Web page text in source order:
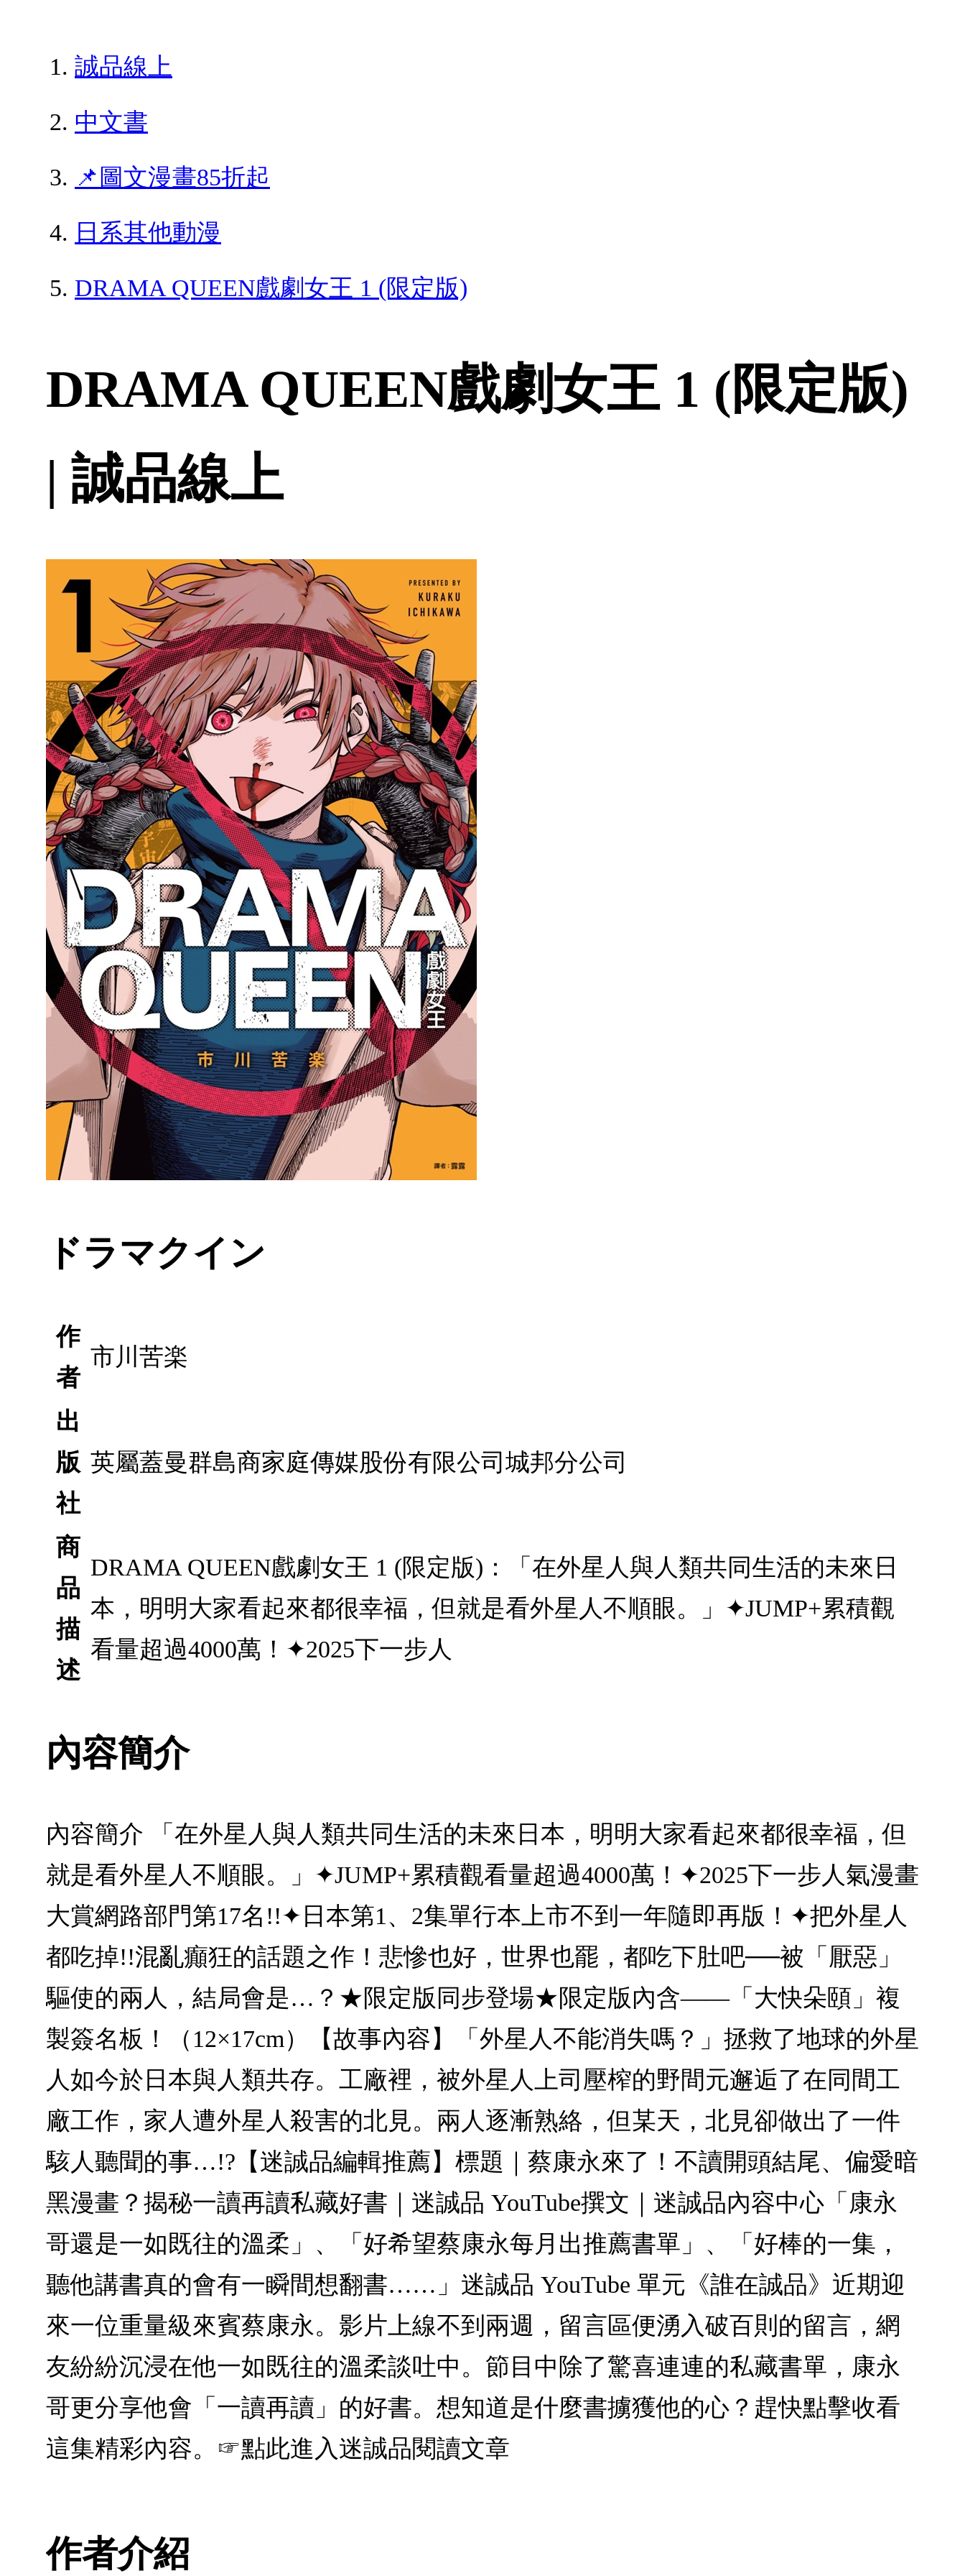
誠品線上
中文書
📌圖文漫畫85折起
日系其他動漫
DRAMA QUEEN戲劇女王 1 (限定版)
DRAMA QUEEN戲劇女王 1 (限定版)
| 誠品線上
ドラマクイン
作
者
市川苦楽
出
版
社
英屬蓋曼群島商家庭傳媒股份有限公司城邦分公司
商
品
描
述
DRAMA QUEEN戲劇女王 1 (限定版)：「在外星人與人類共同生活的未來日
本，明明大家看起來都很幸福，但就是看外星人不順眼。」✦JUMP+累積觀
看量超過4000萬！✦2025下一步人
內容簡介
內容簡介 「在外星人與人類共同生活的未來日本，明明大家看起來都很幸福，但
就是看外星人不順眼。」✦JUMP+累積觀看量超過4000萬！✦2025下一步人氣漫畫
大賞網路部門第17名!!✦日本第1、2集單行本上市不到一年隨即再版！✦把外星人
都吃掉!!混亂癲狂的話題之作！悲慘也好，世界也罷，都吃下肚吧──被「厭惡」
驅使的兩人，結局會是…？★限定版同步登場★限定版內含——「大快朵頤」複
製簽名板！（12×17cm）【故事內容】「外星人不能消失嗎？」拯救了地球的外星
人如今於日本與人類共存。工廠裡，被外星人上司壓榨的野間元邂逅了在同間工
廠工作，家人遭外星人殺害的北見。兩人逐漸熟絡，但某天，北見卻做出了一件
駭人聽聞的事…!?【迷誠品編輯推薦】標題｜蔡康永來了！不讀開頭結尾、偏愛暗
黑漫畫？揭秘一讀再讀私藏好書｜迷誠品 YouTube撰文｜迷誠品內容中心「康永
哥還是一如既往的溫柔」、「好希望蔡康永每月出推薦書單」、「好棒的一集，
聽他講書真的會有一瞬間想翻書……」迷誠品 YouTube 單元《誰在誠品》近期迎
來一位重量級來賓蔡康永。影片上線不到兩週，留言區便湧入破百則的留言，網
友紛紛沉浸在他一如既往的溫柔談吐中。節目中除了驚喜連連的私藏書單，康永
哥更分享他會「一讀再讀」的好書。想知道是什麼書擄獲他的心？趕快點擊收看
這集精彩內容。☞點此進入迷誠品閱讀文章
作者介紹